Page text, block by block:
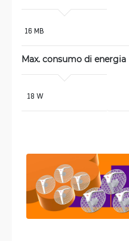
16 MB
Max. consumo di energia
18 W